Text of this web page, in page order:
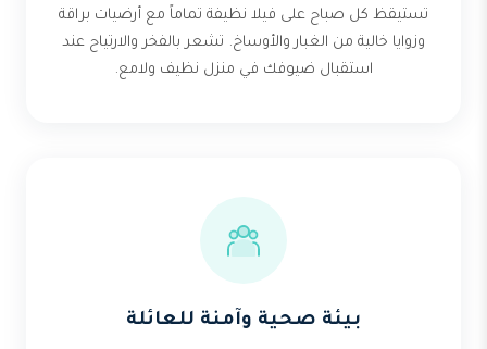
تستيقظ كل صباح على فيلا نظيفة تماماً مع أرضيات براقة
وزوايا خالية من الغبار والأوساخ. تشعر بالفخر والارتياح عند
استقبال ضيوفك في منزل نظيف ولامع.
بيئة صحية وآمنة للعائلة